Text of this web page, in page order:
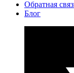
Обратная
Блог